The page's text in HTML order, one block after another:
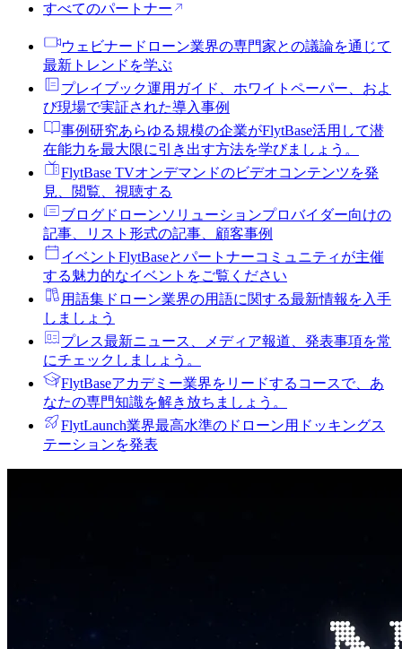
すべてのパートナー
ウェビナー ドローン業界の専門家との議論を通じて
最新トレンドを学ぶ
プレイブック運用ガイド、ホワイトペーパー、およ
び現場で実証された導入事例
事例研究あらゆる規模の企業がFlytBase活用して潜
在能力を最大限に引き出す方法を学びましょう。
FlytBase TVオンデマンドのビデオコンテンツを発
見、閲覧、視聴する
ブログ ドローンソリューションプロバイダー向けの
記事、リスト形式の記事、顧客事例
イベント FlytBaseとパートナーコミュニティが主催
する魅力的なイベントをご覧ください
用語集 ドローン業界の用語に関する最新情報を入手
しましょう
プレス最新ニュース、メディア報道、発表事項を常
にチェックしましょう。
FlytBaseアカデミー業界をリードするコースで、あ
なたの専門知識を解き放ちましょう。
FlytLaunch業界最高水準のドローン用ドッキングス
テーションを発表